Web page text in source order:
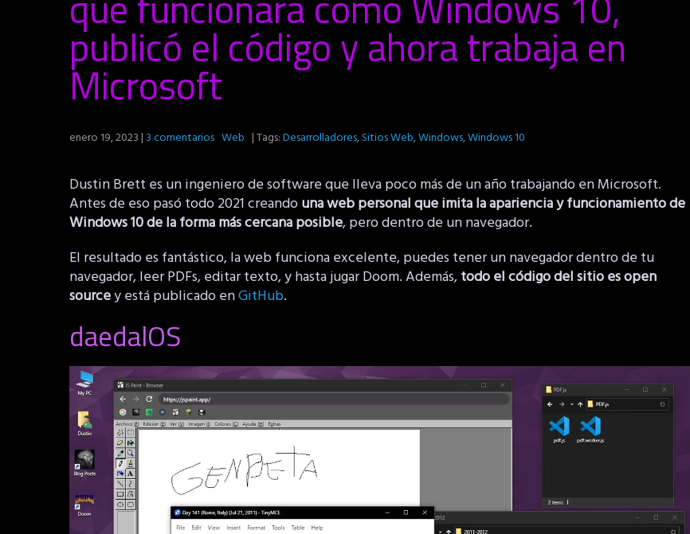
publicó el código y ahora trabaja en
Microsoft
enero 19, 2023| 3 comentarios Web | Tags:Desarrolladores,Sitios Web,Windows,Windows 10
Dustin Brett es un ingeniero de software que lleva poco más de un año trabajando en Microsoft.
Antes de eso pasó todo 2021 creandouna web personal que imita la apariencia y funcionamiento de
Windows 10 de la forma más cercana posible, pero dentro de un navegador.
El resultado es fantástico, la web funciona excelente, puedes tener un navegador dentro de tu
navegador, leer PDFs, editar texto, y hasta jugar Doom. Además,todo el código del sitio es open
sourcey está publicado enGitHub.
daedalOS